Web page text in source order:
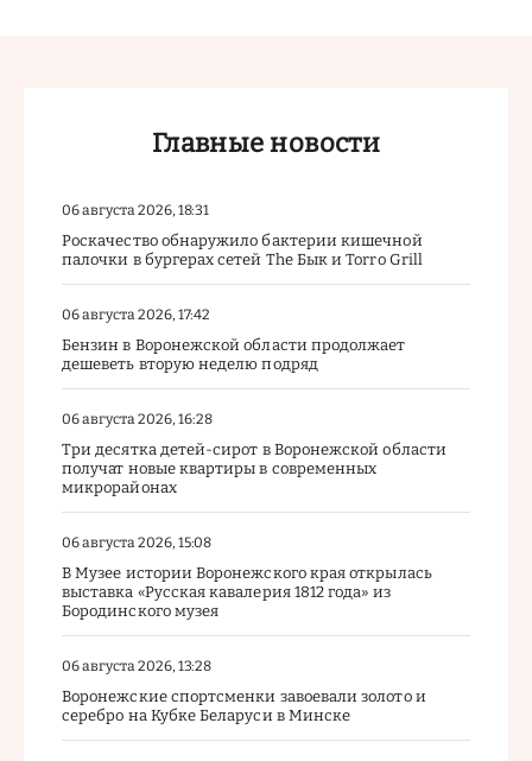
Главные новости
06 августа 2026, 18:31
Роскачество обнаружило бактерии кишечной
палочки в бургерах сетей The Бык и Torro Grill
06 августа 2026, 17:42
Бензин в Воронежской области продолжает
дешеветь вторую неделю подряд
06 августа 2026, 16:28
Три десятка детей-сирот в Воронежской области
получат новые квартиры в современных
микрорайонах
06 августа 2026, 15:08
В Музее истории Воронежского края открылась
выставка «Русская кавалерия 1812 года» из
Бородинского музея
06 августа 2026, 13:28
Воронежские спортсменки завоевали золото и
серебро на Кубке Беларуси в Минске